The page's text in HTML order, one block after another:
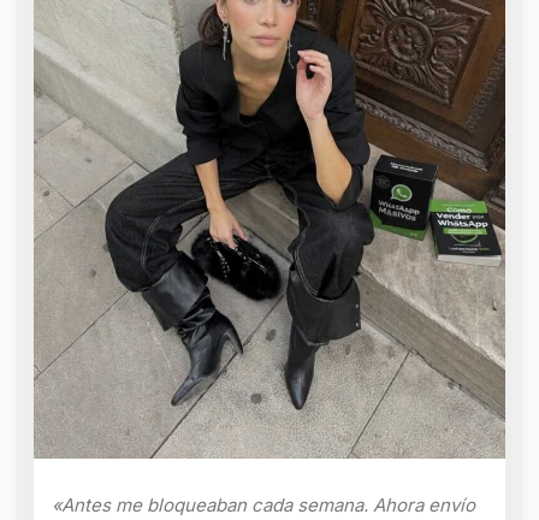
«Antes me bloqueaban cada semana. Ahora envío